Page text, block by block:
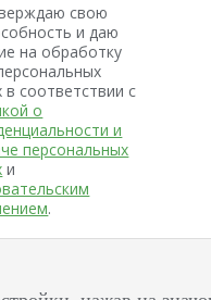
свою
и даю
на обработку
в соответствии с
о
и
персональных
и
.